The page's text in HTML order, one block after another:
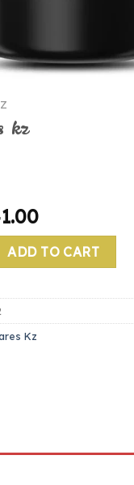
kz
ADD TO CART
Kz